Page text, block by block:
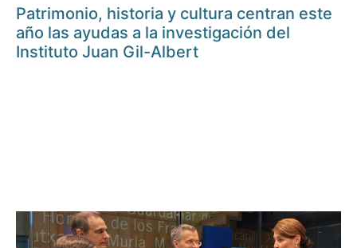
Patrimonio, historia y cultura centran este
año las ayudas a la investigación del
Instituto Juan Gil-Albert